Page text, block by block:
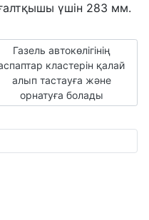
үшін 283 мм.
бар ГАЗ-3302,
Келесі мақала:Газель
Газель автокөлігінің
кластерін қалай
алып тастауға және
орнатуға болады